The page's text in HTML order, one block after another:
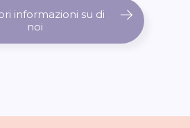
informazioni su di
noi